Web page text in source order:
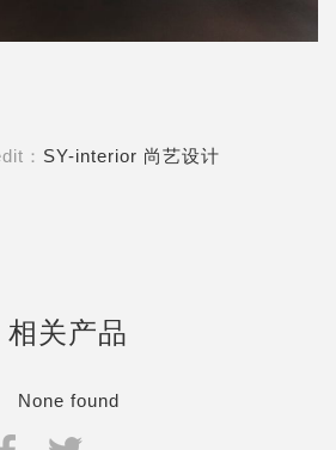
： SY-interior 尚艺设计
相关产品
None found